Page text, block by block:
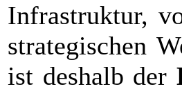
Infrastruktur,
strategischen
ist deshalb der